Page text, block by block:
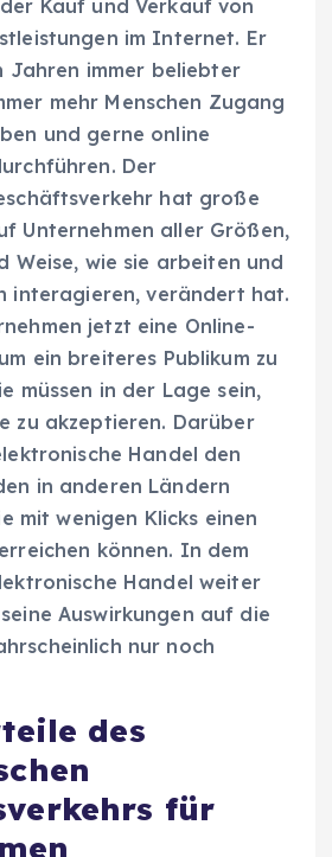
Kauf und Verkauf von
im Internet. Er
Jahren immer beliebter
mehr Menschen Zugang
und gerne online
Der
hat große
Unternehmen aller Größen,
Weise, wie sie arbeiten und
interagieren, verändert hat.
jetzt eine Online-
ein breiteres Publikum zu
müssen in der Lage sein,
zu akzeptieren. Darüber
Handel den
in anderen Ländern
mit wenigen Klicks einen
können. In dem
Handel weiter
Auswirkungen auf die
nur noch
des
für